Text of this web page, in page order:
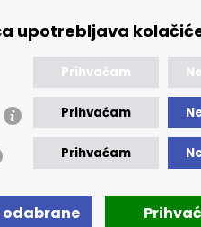
upotrebljava
Prihvaćam
Prihvaćam
Prihvaćam
o pristupačnosti